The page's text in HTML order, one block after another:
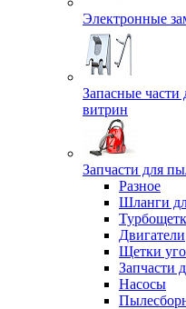
Электронные
Запасные
витрин
Запчасти для
Разное
Шланги
Двигатели
Щетки
Запчасти
Насосы